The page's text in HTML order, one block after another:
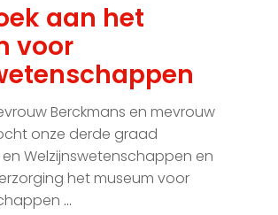
aan het
voor
Berckmans en mevrouw
onze derde graad
Welzijnswetenschappen en
het museum voor
…